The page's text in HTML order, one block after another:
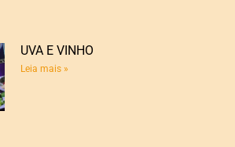
UVA E VINHO
Leia mais »